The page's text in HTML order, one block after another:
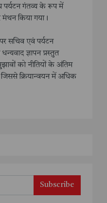
पर्यटन गंतव्य के रूप में
मंथन किया गया।
सचिव एवं पर्यटन
ज्ञापन प्रस्तुत
को नीतियों के अंतिम
क्रियान्वयन में अधिक
Subscribe